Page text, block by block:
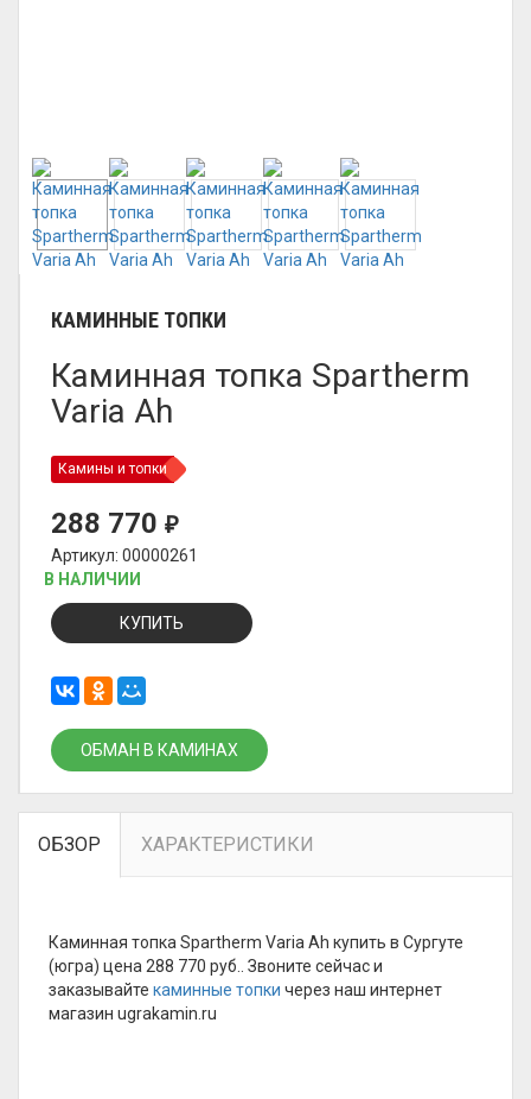
КАМИННЫЕ ТОПКИ
Каминная топка Spartherm
Varia Ah
Камины и топки
288 770 ₽
Артикул: 00000261
В НАЛИЧИИ
КУПИТЬ
ОБМАН В КАМИНАХ
ОБЗОР ХАРАКТЕРИСТИКИ
Каминная топка Spartherm Varia Ah купить в Сургуте
(югра) цена 288 770 руб.. Звоните сейчас и
заказывайте каминные топки через наш интернет
магазин ugrakamin.ru